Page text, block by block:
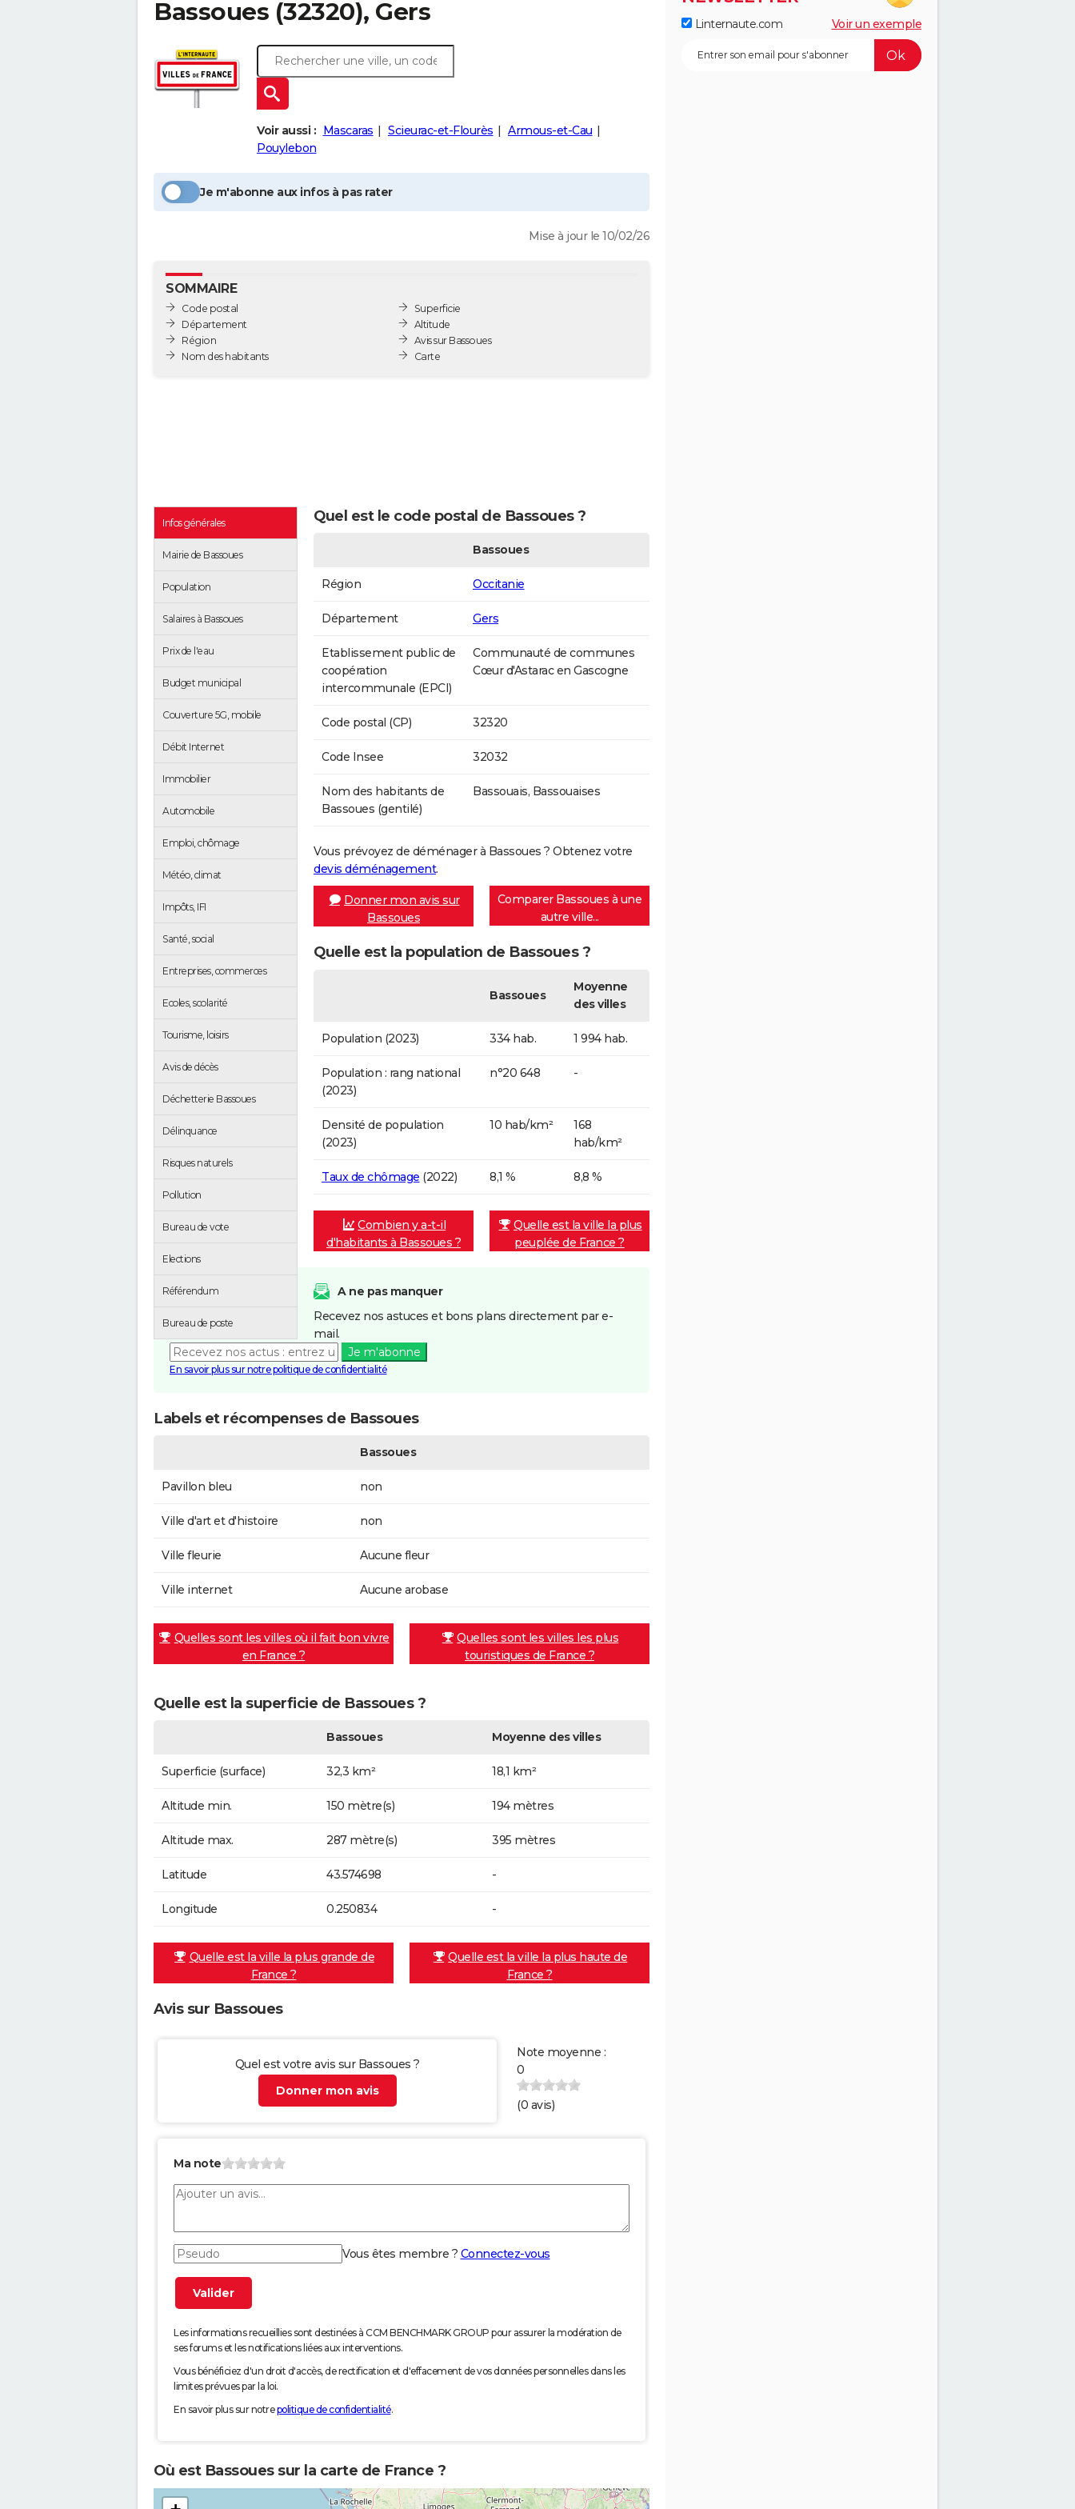
Bassoues (32320), Gers
Voir aussi : Mascaras Scieurac-et-Flourès
Armous-et-Cau
Pouylebon
Je m'abonne aux infos à pas rater
Mise à jour le 10/02/26
SOMMAIRE
Code postal
Département
Région
Nom des habitants
Superficie
Altitude
Avis sur Bassoues
Carte
Infos générales
Mairie de Bassoues
Population
Salaires à Bassoues
Prix de l'eau
Budget municipal
Couverture 5G, mobile
Débit Internet
Immobilier
Automobile
Emploi, chômage
Météo, climat
Impôts, IFI
Santé, social
Entreprises, commerces
Ecoles, scolarité
Tourisme, loisirs
Avis de décès
Déchetterie Bassoues
Délinquance
Risques naturels
Pollution
Bureau de vote
Elections
Référendum
Bureau de poste
Quel est le code postal de Bassoues ?
Bassoues
Région Occitanie
Département Gers
Etablissement public de
coopération
intercommunale (EPCI)
Communauté de communes
Cœur d'Astarac en Gascogne
Code postal (CP) 32320
Code Insee 32032
Nom des habitants de
Bassoues (gentilé)
Bassouais, Bassouaises
Vous prévoyez de déménager à Bassoues ? Obtenez votre
devis déménagement.
Donner mon avis sur
Bassoues
Comparer Bassoues à une
autre ville...
Quelle est la population de Bassoues ?
Bassoues
Moyenne
des villes
Population (2023) 334 hab. 1 994 hab.
Population : rang national
(2023)
n°20 648 -
Densité de population
(2023)
10 hab/km²
168
hab/km²
Taux de chômage (2022) 8,1 % 8,8 %
Combien y a-t-il
d'habitants à Bassoues ?
Quelle est la ville la plus
peuplée de France ?
A ne pas manquer
Recevez nos astuces et bons plans directement par e-
mail.
Je m'abonne
En savoir plus sur notre politique de confidentialité
Labels et récompenses de Bassoues
Bassoues
Pavillon bleu non
Ville d'art et d'histoire non
Ville fleurie Aucune fleur
Ville internet Aucune arobase
Quelles sont les villes où il fait bon vivre
en France ?
Quelles sont les villes les plus
touristiques de France ?
Quelle est la superficie de Bassoues ?
Bassoues Moyenne des villes
Superficie (surface) 32,3 km² 18,1 km²
Altitude min. 150 mètre(s) 194 mètres
Altitude max. 287 mètre(s) 395 mètres
Latitude 43.574698 -
Longitude 0.250834 -
Quelle est la ville la plus grande de
France ?
Quelle est la ville la plus haute de
France ?
Avis sur Bassoues
Quel est votre avis sur Bassoues ?
Donner mon avis
Note moyenne :
0
(0 avis)
Ma note
Vous êtes membre ? Connectez-vous
Les informations recueillies sont destinées à CCM BENCHMARK GROUP pour assurer la modération de
ses forums et les notifications liées aux interventions.
Vous bénéficiez d'un droit d'accès, de rectification et d'effacement de vos données personnelles dans les
limites prévues par la loi.
En savoir plus sur notrepolitique de confidentialité.
Où est Bassoues sur la carte de France ?
Linternaute.com Voir un exemple